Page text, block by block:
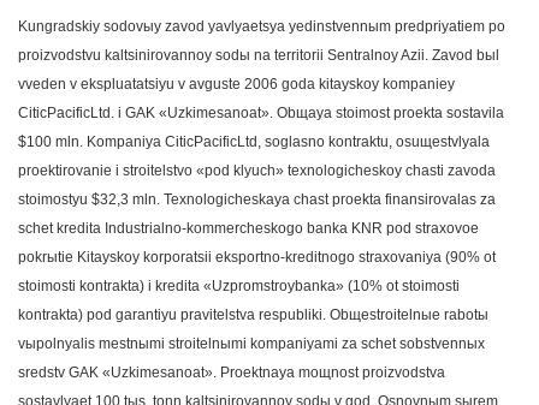
Kungradskiy sodovыy zavod yavlyaetsya yedinstvennыm predpriyatiem po
proizvodstvu kaltsinirovannoy sodы na territorii Sentralnoy Azii. Zavod bыl
vveden v ekspluatatsiyu v avguste 2006 goda kitayskoy kompaniey
CiticPacificLtd. i GAK «Uzkimesanoat». Obщaya stoimost proekta sostavila
$100 mln. Kompaniya CiticPacificLtd, soglasno kontraktu, osuщestvlyala
proektirovanie i stroitelstvo «pod klyuch» texnologicheskoy chasti zavoda
stoimostyu $32,3 mln. Texnologicheskaya chast proekta finansirovalas za
schet kredita Industrialno-kommercheskogo banka KNR pod straxovoe
pokrыtie Kitayskoy korporatsii eksportno-kreditnogo straxovaniya (90% ot
stoimosti kontrakta) i kredita «Uzpromstroybanka» (10% ot stoimosti
kontrakta) pod garantiyu pravitelstva respubliki. Obщestroitelnыe rabotы
vыpolnyalis mestnыmi stroitelnыmi kompaniyami za schet sobstvennыx
sredstv GAK «Uzkimesanoat». Proektnaya moщnost proizvodstva
sostavlyaet 100 tыs. tonn kaltsinirovannoy sodы v god. Osnovnыm sыrem